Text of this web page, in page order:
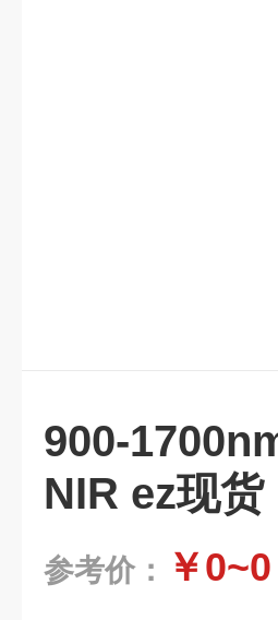
900-
NIR ez现货
参考价： ￥0~0